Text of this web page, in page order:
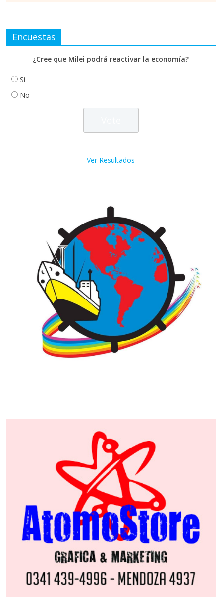
Encuestas
¿Cree que Milei podrá reactivar la economía?
Si
No
Ver Resultados